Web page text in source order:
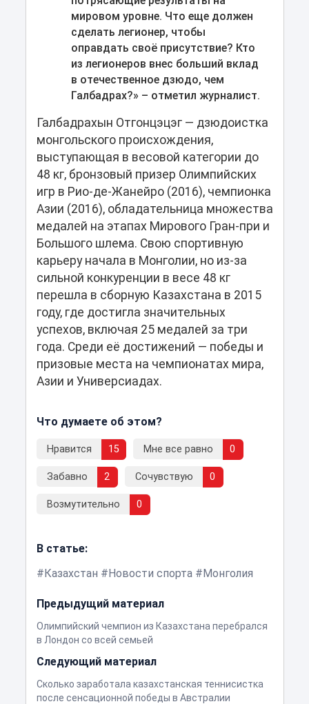
мировом уровне. Что еще должен
сделать легионер, чтобы
оправдать своё присутствие? Кто
из легионеров внес больший вклад
в отечественное дзюдо, чем
Галбадрах?» – отметил журналист.
Галбадрахын Отгонцэцэг — дзюдоистка
монгольского происхождения,
выступающая в весовой категории до
48 кг, бронзовый призер Олимпийских
игр в Рио-де-Жанейро (2016), чемпионка
Азии (2016), обладательница множества
медалей на этапах Мирового Гран-при и
Большого шлема. Свою спортивную
карьеру начала в Монголии, но из-за
сильной конкуренции в весе 48 кг
перешла в сборную Казахстана в 2015
году, где достигла значительных
успехов, включая 25 медалей за три
года. Среди её достижений — победы и
призовые места на чемпионатах мира,
Азии и Универсиадах.
Что думаете об этом?
Нравится 15 Мне все равно 0
Забавно 2 Сочувствую 0
Возмутительно 0
В статье:
Казахстан
Новости спорта Монголия
Предыдущий материал
Олимпийский чемпион из Казахстана перебрался
в Лондон со всей семьей
Следующий материал
Сколько заработала казахстанская теннисистка
после сенсационной победы в Австралии